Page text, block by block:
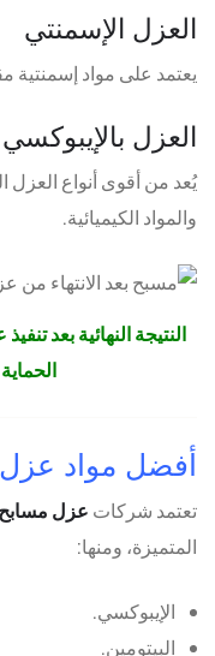
العزل الإسمنتي
يعتمد على مواد إسمنتية
العزل بالإيبوكسي
يُعد من أقوى أنواع العزل
والمواد الكيميائية.
النتيجة النهائية بعد
أفضل مواد عزل
تعتمد شركات عزل مسابح
المتميزة، ومنها:
الإيبوكسي.
البيتومين.